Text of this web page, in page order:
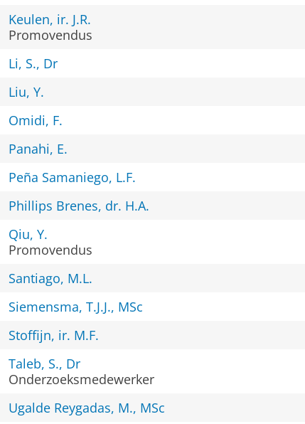
Keulen, ir. J.R.
Promovendus
Li, S., Dr
Liu, Y.
Omidi, F.
Panahi, E.
Peña Samaniego, L.F.
Phillips Brenes, dr. H.A.
Qiu, Y.
Promovendus
Santiago, M.L.
Siemensma, T.J.J., MSc
Stoffijn, ir. M.F.
Taleb, S., Dr
Onderzoeksmedewerker
Ugalde Reygadas, M., MSc